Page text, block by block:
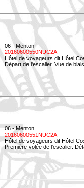
06 - Menton
20160600550NUC2A
Hôtel de voyageurs dit Hôtel
Départ de l'escalier. Vue de
06 - Menton
20160600551NUC2A
Hôtel de voyageurs dit Hôtel
Première volée de l'escalier.